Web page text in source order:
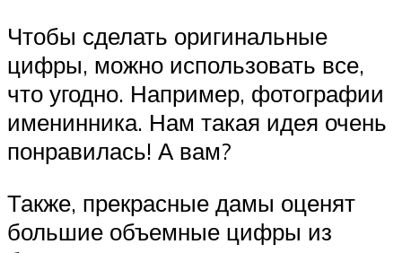
Чтобы сделать оригинальные
цифры, можно использовать все,
что угодно. Например, фотографии
именинника. Нам такая идея очень
понравилась! А вам?
Также, прекрасные дамы оценят
большие объемные цифры из